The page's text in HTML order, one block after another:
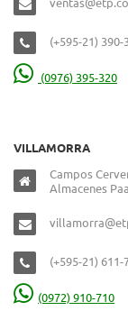
(+595-21)
(0976) 395-320
VILLAMORRA
Campos
Almacenes
(+595-21) 611-
(0972) 910-710